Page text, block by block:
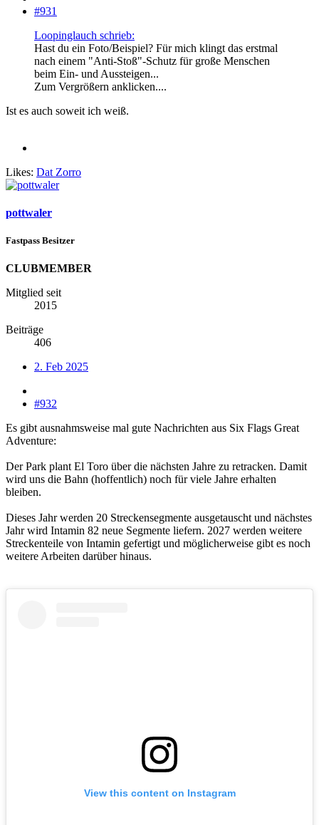
#931
Loopinglauch schrieb:
Hast du ein Foto/Beispiel? Für mich klingt das erstmal
nach einem "Anti-Stoß"-Schutz für große Menschen
beim Ein- und Aussteigen...
Zum Vergrößern anklicken....
Ist es auch soweit ich weiß.
Likes: Dat Zorro
pottwaler
Fastpass Besitzer
CLUBMEMBER
Mitglied seit
2015
Beiträge
406
2. Feb 2025
#932
Es gibt ausnahmsweise mal gute Nachrichten aus Six Flags Great
Adventure:
Der Park plant El Toro über die nächsten Jahre zu retracken. Damit
wird uns die Bahn (hoffentlich) noch für viele Jahre erhalten
bleiben.
Dieses Jahr werden 20 Streckensegmente ausgetauscht und nächstes
Jahr wird Intamin 82 neue Segmente liefern. 2027 werden weitere
Streckenteile von Intamin gefertigt und möglicherweise gibt es noch
weitere Arbeiten darüber hinaus.
View this content on Instagram